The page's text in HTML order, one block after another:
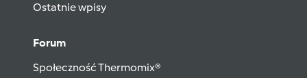
Ostatnie wpisy
Forum
Społeczność Thermomix®